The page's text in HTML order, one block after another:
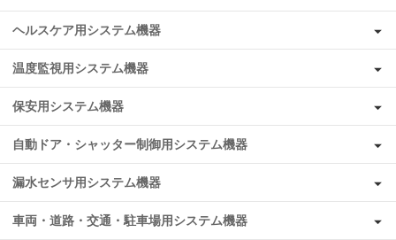
ヘルスケア用システム機器
温度監視用システム機器
保安用システム機器
自動ドア・シャッター制御用システム機器
漏水センサ用システム機器
車両・道路・交通・駐車場用システム機器